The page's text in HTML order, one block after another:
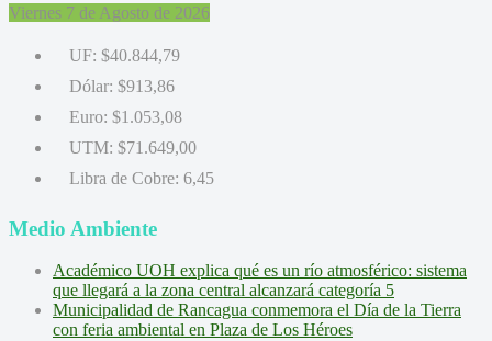
Viernes 7 de Agosto de 2026
UF: $40.844,79
Dólar: $913,86
Euro: $1.053,08
UTM: $71.649,00
Libra de Cobre: 6,45
Medio Ambiente
Académico UOH explica qué es un río atmosférico: sistema
que llegará a la zona central alcanzará categoría 5
Municipalidad de Rancagua conmemora el Día de la Tierra
con feria ambiental en Plaza de Los Héroes